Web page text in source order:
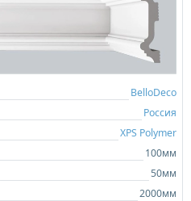
BelloDeco
Россия
XPS Polymer
100мм
50мм
2000мм